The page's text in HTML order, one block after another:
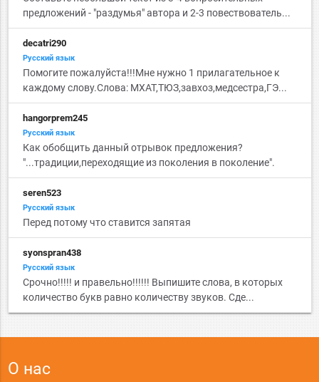
предложений - "раздумья" автора и 2-3 повествователь...
decatri290
Русский язык
Помогите пожалуйста!!!Мне нужно 1 прилагательное к
каждому слову.Слова: МХАТ,ТЮЗ,завхоз,медсестра,ГЭ...
hangorprem245
Русский язык
Как обобщить данный отрывок предложения?
"...традиции,переходящие из поколения в поколение".
seren523
Русский язык
Перед потому что ставится запятая
syonspran438
Русский язык
Срочно!!!!! и правельно!!!!!! Выпишите слова, в которых
количество букв равно количеству звуков. Сде...
О нас